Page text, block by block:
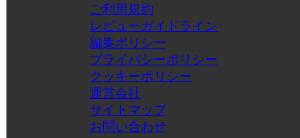
ご利用規約
レビューガイドライン
編集ポリシー
プライバシーポリシー
クッキーポリシー
運営会社
サイトマップ
お問い合わせ